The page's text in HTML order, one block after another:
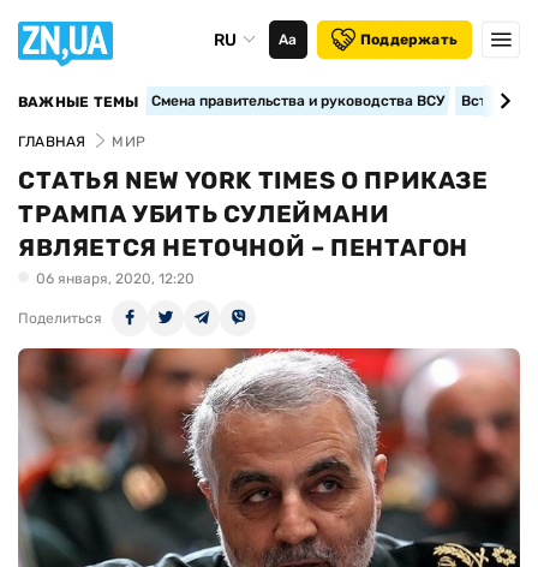
RU Аа Поддержать
ВАЖНЫЕ ТЕМЫ Смена правительства и руководства ВСУ
ГЛАВНАЯ МИР
СТАТЬЯ NEW YORK TIMES О ПРИКАЗЕ
ТРАМПА УБИТЬ СУЛЕЙМАНИ
ЯВЛЯЕТСЯ НЕТОЧНОЙ – ПЕНТАГОН
06 января, 2020, 12:20
Поделиться